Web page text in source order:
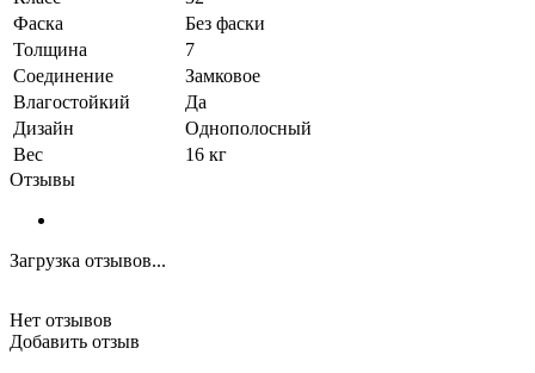
Фаска
Без фаски
Толщина
7
Соединение
Замковое
Влагостойкий
Да
Дизайн
Однополосный
Вес
16 кг
Отзывы
Загрузка отзывов...
Нет отзывов
Добавить отзыв